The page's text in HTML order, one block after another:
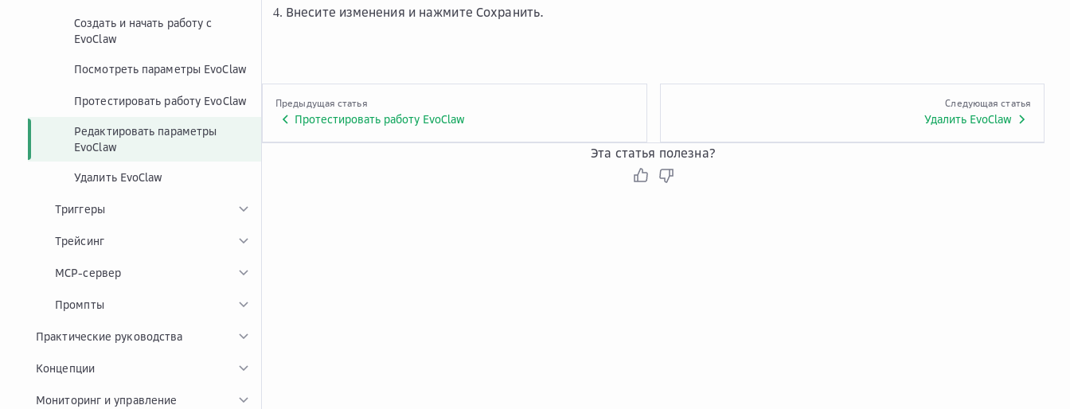
Создать и начать работу с
EvoClaw
Посмотреть параметры EvoClaw
Протестировать работу EvoClaw
Редактировать параметры
EvoClaw
Удалить EvoClaw
Триггеры
Трейсинг
MCP-сервер
Промпты
Практические руководства
Концепции
Мониторинг и управление
Внесите изменения и нажмите Сохранить.
Предыдущая статья
Протестировать работу EvoClaw
Следующая статья
Удалить EvoClaw
Эта статья полезна?